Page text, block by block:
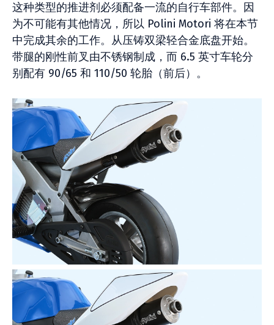
这种类型的推进剂必须配备一流的自行车部件。因
为不可能有其他情况，所以 Polini Motori 将在本节
中完成其余的工作。从压铸双梁轻合金底盘开始。
带腿的刚性前叉由不锈钢制成，而 6.5 英寸车轮分
别配有 90/65 和 110/50 轮胎（前后）。